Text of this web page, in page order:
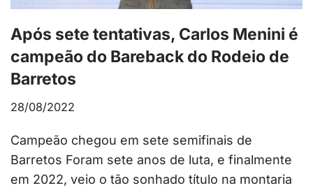
Após sete tentativas, Carlos Menini é
campeão do Bareback do Rodeio de
Barretos
28/08/2022
Campeão chegou em sete semifinais de
Barretos Foram sete anos de luta, e finalmente
em 2022, veio o tão sonhado título na montaria